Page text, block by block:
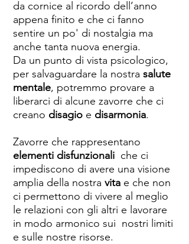
da cornice al ricordo dell’anno
appena finito e che ci fanno
sentire un po' di nostalgia ma
anche tanta nuova energia.
Da un punto di vista psicologico,
per salvaguardare la nostra salute
mentale, potremmo provare a
liberarci di alcune zavorre che ci
creano disagio e disarmonia.
Zavorre che rappresentano
elementi disfunzionali che ci
impediscono di avere una visione
amplia della nostra vita e che non
ci permettono di vivere al meglio
le relazioni con gli altri e lavorare
in modo armonico sui nostri limiti
e sulle nostre risorse.